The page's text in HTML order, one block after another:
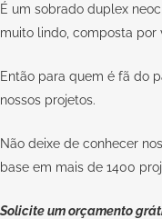
É um sobrado duplex
muito lindo, composta por
Então para quem é fã do
nossos projetos.
Não deixe de conhecer
base em mais de 1400
Solicite um orçamento